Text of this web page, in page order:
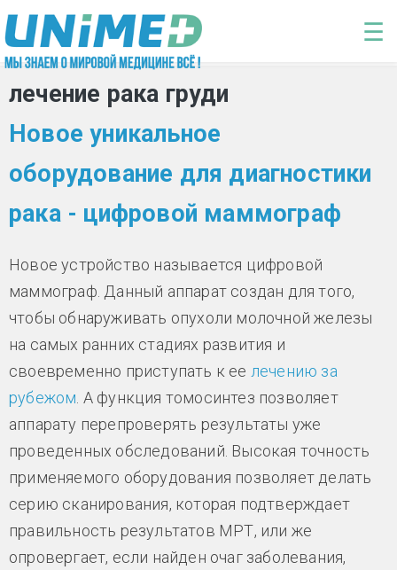
Перейти к основному содержанию
☰
лечение рака груди
Новое уникальное
оборудование для диагностики
рака - цифровой маммограф
Новое устройство называется цифровой
маммограф. Данный аппарат создан для того,
чтобы обнаруживать опухоли молочной железы
на самых ранних стадиях развития и
своевременно приступать к ее лечению за
рубежом . А функция томосинтез позволяет
аппарату перепроверять результаты уже
проведенных обследований. Высокая точность
применяемого оборудования позволяет делать
серию сканирования, которая подтверждает
правильность результатов МРТ, или же
опровергает, если найден очаг заболевания,